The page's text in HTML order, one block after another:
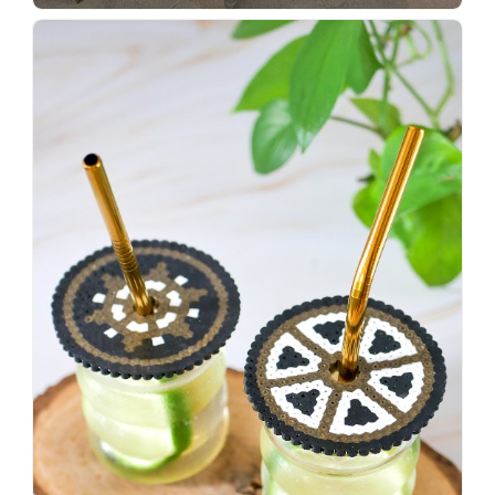
Wenn
schöner
KNALLTS!
#badezimmer
#makeover
#badezimmerdesign
#renovieren
#altbau